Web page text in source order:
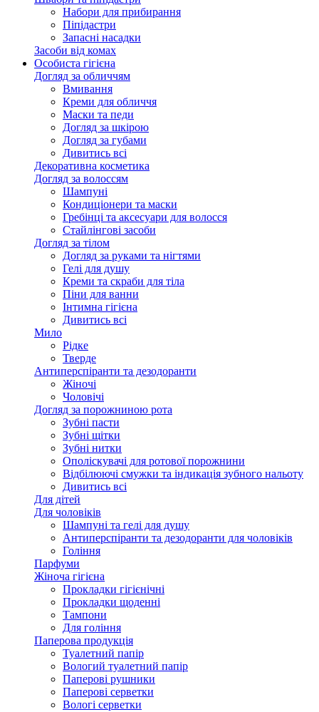
Набори для прибирання
Піпідастри
Запасні насадки
Засоби від комах
Особиста гігієна
Догляд за обличчям
Вмивання
Креми для обличчя
Маски та педи
Догляд за шкірою
Догляд за губами
Дивитись всі
Декоративна косметика
Догляд за волоссям
Шампуні
Кондиціонери та маски
Гребінці та аксесуари для волосся
Стайлінгові засоби
Догляд за тілом
Догляд за руками та нігтями
Гелі для душу
Креми та скраби для тіла
Піни для ванни
Інтимна гігієна
Дивитись всі
Мило
Рідке
Тверде
Антиперспіранти та дезодоранти
Жіночі
Чоловічі
Догляд за порожниною рота
Зубні пасти
Зубні щітки
Зубні нитки
Ополіскувачі для ротової порожнини
Відбілюючі смужки та індикація зубного нальоту
Дивитись всі
Для дітей
Для чоловіків
Шампуні та гелі для душу
Антиперспіранти та дезодоранти для чоловіків
Гоління
Парфуми
Жіноча гігієна
Прокладки гігієнічні
Прокладки щоденні
Тампони
Для гоління
Паперова продукція
Туалетний папір
Вологий туалетний папір
Паперові рушники
Паперові серветки
Вологі серветки